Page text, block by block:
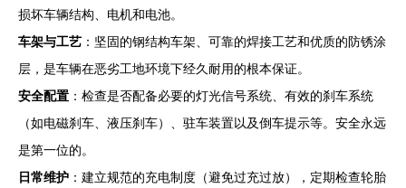
损坏车辆结构、电机和电池。
车架与工艺 ：坚固的钢结构车架、可靠的焊接工艺和优质的防锈涂
层，是车辆在恶劣工地环境下经久耐用的根本保证。
安全配置 ：检查是否配备必要的灯光信号系统、有效的刹车系统
（如电磁刹车、液压刹车）、驻车装置以及倒车提示等。安全永远
是第一位的。
日常维护 ：建立规范的充电制度（避免过充过放），定期检查轮胎